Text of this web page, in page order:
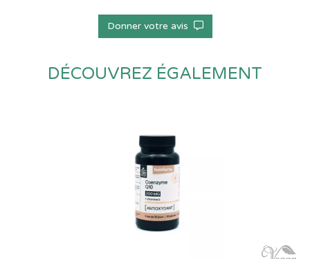
Donner votre avis
DÉCOUVREZ ÉGALEMENT